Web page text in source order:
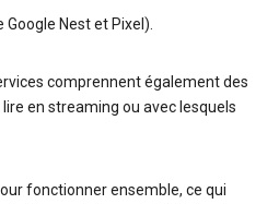
Nest et Pixel).
comprennent également des
en streaming ou avec lesquels
fonctionner ensemble, ce qui